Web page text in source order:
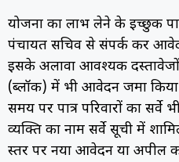
योजना का लाभ लेने के इच्छुक पात्र
पंचायत सचिव से संपर्क कर
इसके अलावा आवश्यक
(ब्लॉक) में भी आवेदन जमा
समय पर पात्र परिवारों का सर्वे
व्यक्ति का नाम सर्वे सूची में
स्तर पर नया आवेदन या अपील